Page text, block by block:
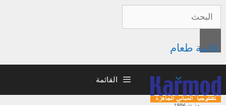
قائمة طعام
القائمة